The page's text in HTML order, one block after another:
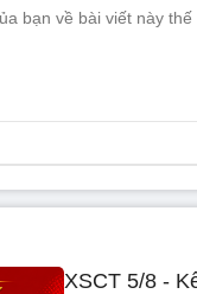
XSCT 5/8 -